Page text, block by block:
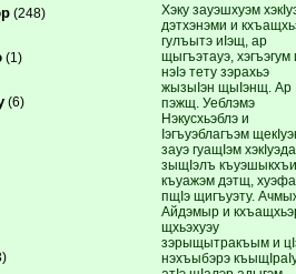
(248)
(1)
(6)
Хэку зауэшхуэм
дэтхэнэми и
гулъытэ иIэщ, ар
щыгъэтауэ, хэгъэгум
нэIэ тету зэрахьэ
жызыIэн щыIэнщ. Ар
пэжщ. Уеблэмэ
Нэкусхьэблэ и
Iэгъуэблагъэм
зауэ гуащIэм
зыщIэлъ
къуажэм дэтщ,
пщIэ щигъуэту.
Айдэмыр и
щхьэхуэу
зэрыщытракъым и
нэхъыбэрэ